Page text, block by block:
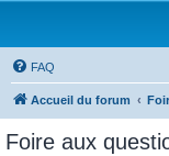
FAQ
Accueil du forum
Foire aux